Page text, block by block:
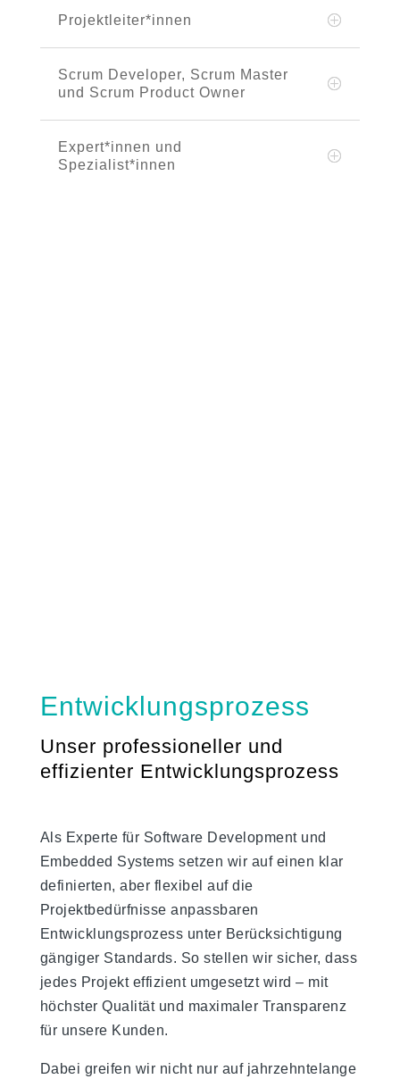
Projektleiter*innen
Scrum Developer, Scrum Master
und Scrum Product Owner
Expert*innen und
Spezialist*innen
Entwicklungsprozess
Unser professioneller und
effizienter Entwicklungsprozess
Als Experte für Software Development und
Embedded Systems setzen wir auf einen klar
definierten, aber flexibel auf die
Projektbedürfnisse anpassbaren
Entwicklungsprozess unter Berücksichtigung
gängiger Standards. So stellen wir sicher, dass
jedes Projekt effizient umgesetzt wird – mit
höchster Qualität und maximaler Transparenz
für unsere Kunden.
Dabei greifen wir nicht nur auf jahrzehntelange